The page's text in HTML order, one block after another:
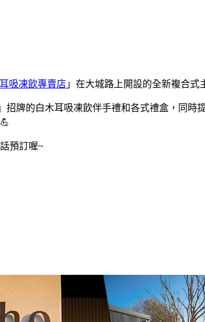
吸凍飲專賣店 」在大城路上開設的全新複合式
」招牌的白木耳吸凍飲伴手禮和各式禮盒，同
預訂喔~